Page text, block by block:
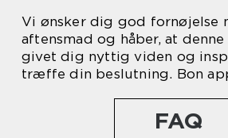
Vi ønsker dig god fornøjelse
aftensmad og håber, at
givet dig nyttig viden og
træffe din beslutning. Bon
FAQ